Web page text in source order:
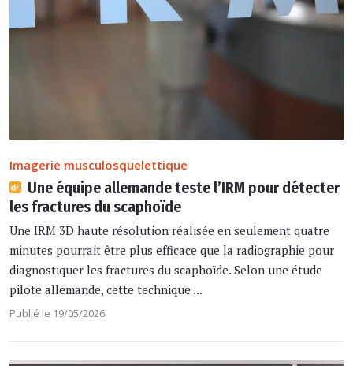
Imagerie musculosquelettique
Une équipe allemande teste l’IRM pour détecter
les fractures du scaphoïde
Une IRM 3D haute résolution réalisée en seulement quatre
minutes pourrait être plus efficace que la radiographie pour
diagnostiquer les fractures du scaphoïde. Selon une étude
pilote allemande, cette technique ...
Publié le 19/05/2026